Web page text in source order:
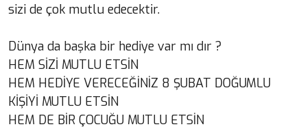
sizi de çok mutlu edecektir.
Dünya da başka bir hediye var mı dır ?
HEM SİZİ MUTLU ETSİN
HEM HEDİYE VERECEĞİNİZ 8 ŞUBAT DOĞUMLU
KİŞİYİ MUTLU ETSİN
HEM DE BİR ÇOCUĞU MUTLU ETSİN